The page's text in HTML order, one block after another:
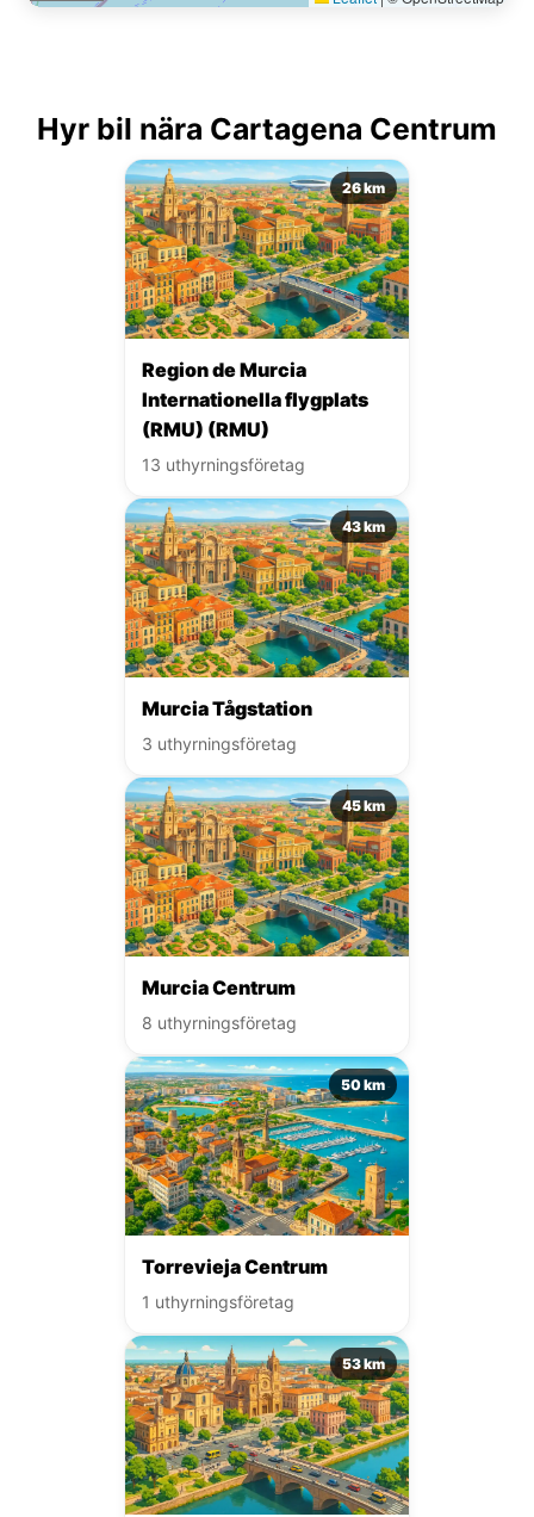
Hyr bil nära Cartagena Centrum
26 km
Region de Murcia
Internationella flygplats
(RMU) (RMU)
13 uthyrningsföretag
43 km
Murcia Tågstation
3 uthyrningsföretag
45 km
Murcia Centrum
8 uthyrningsföretag
50 km
Torrevieja Centrum
1 uthyrningsföretag
53 km